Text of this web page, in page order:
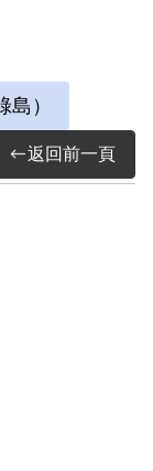
）
返回前一頁